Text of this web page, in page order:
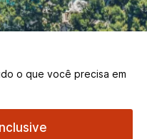
o que você precisa em